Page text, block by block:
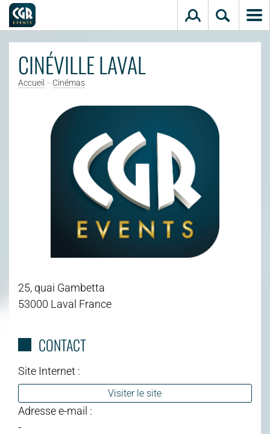
Aller au contenu principal
CINÉVILLE LAVAL
Accueil > Cinémas
25, quai Gambetta
53000 Laval France
CONTACT
Site Internet :
Visiter le site
Adresse e-mail :
-